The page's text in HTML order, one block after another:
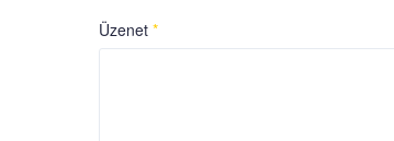
Üzenet *